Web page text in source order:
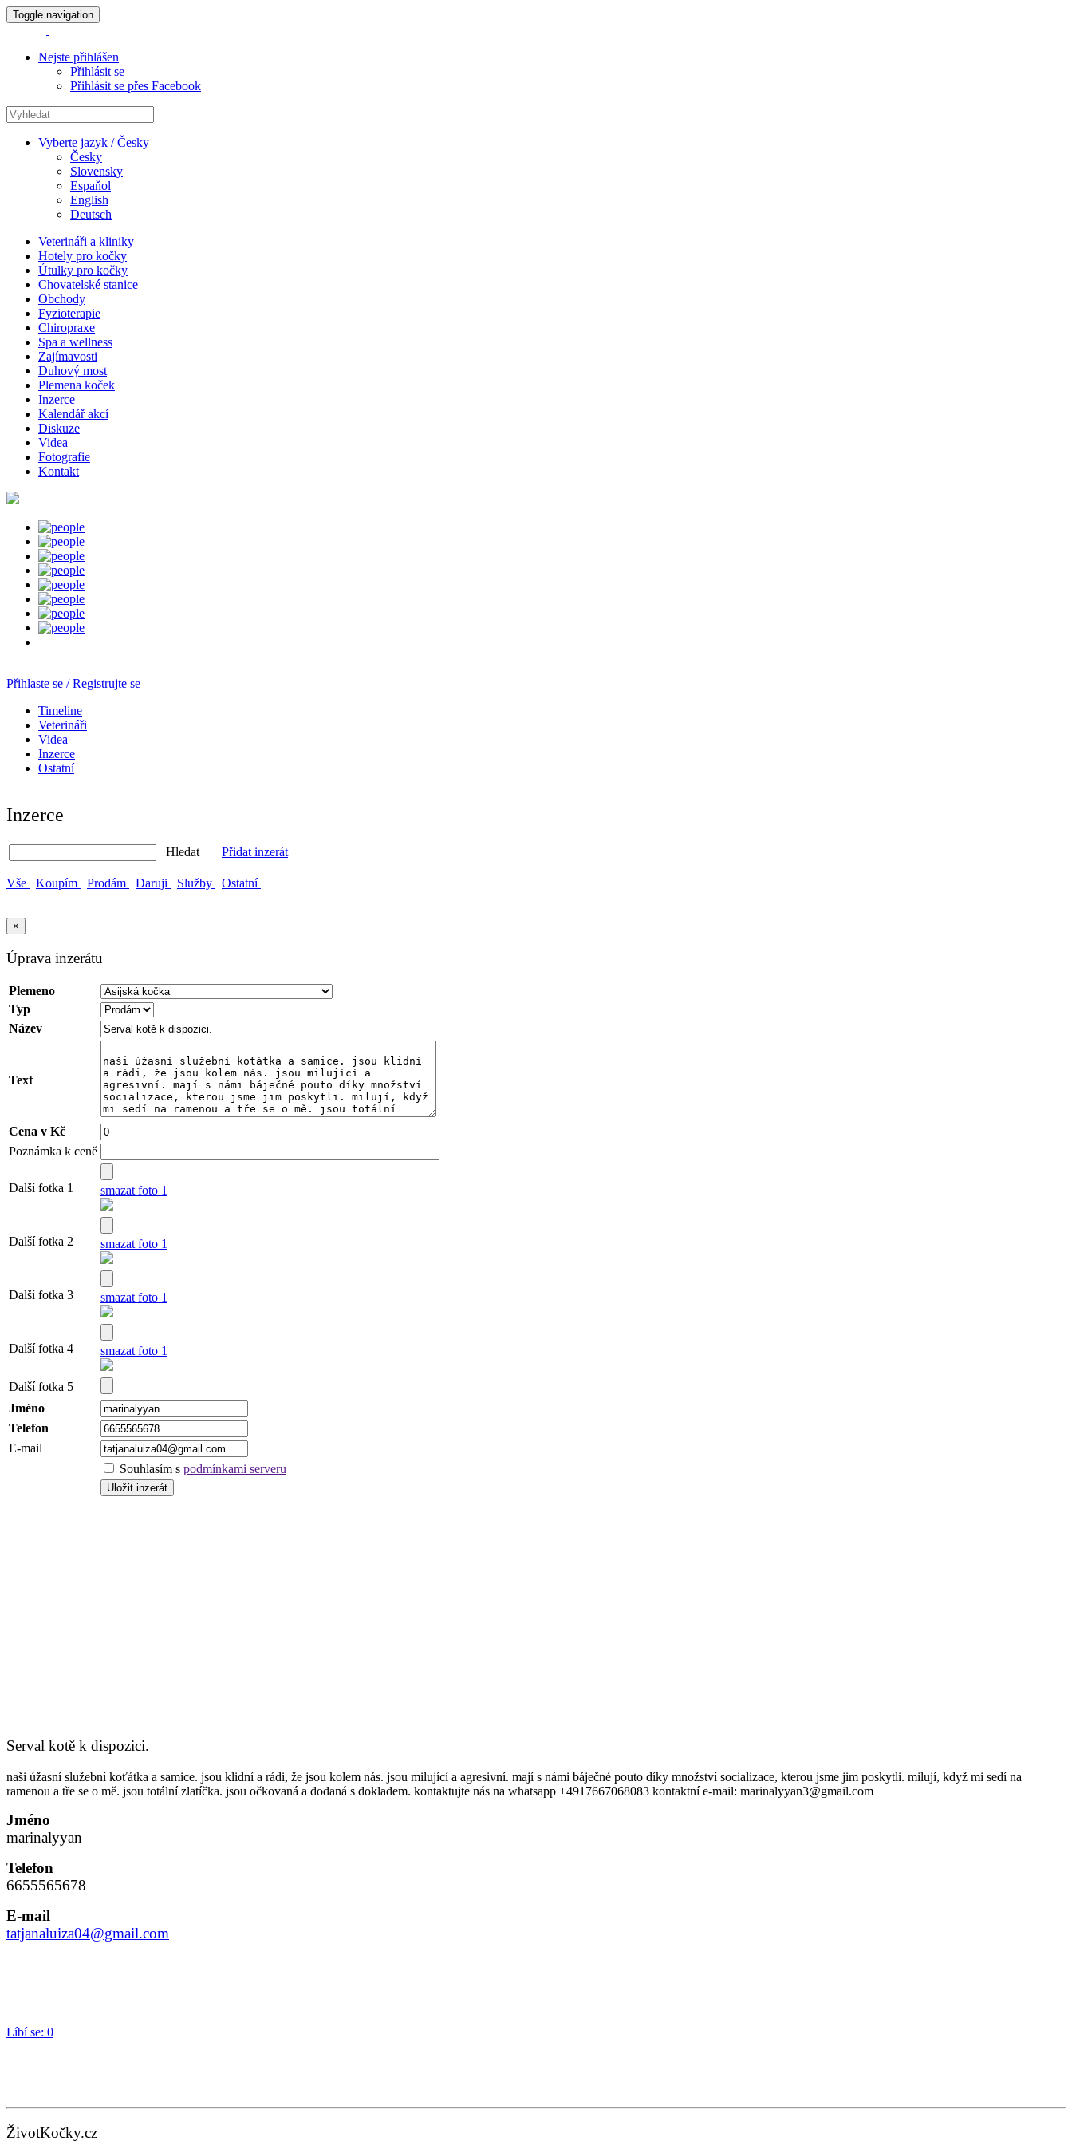
Toggle navigation
Nejste přihlášen
Přihlásit se
Přihlásit se přes Facebook
Vyberte jazyk / Česky
Česky
Slovensky
Espaňol
English
Deutsch
Veterináři a kliniky
Hotely pro kočky
Útulky pro kočky
Chovatelské stanice
Obchody
Fyzioterapie
Chiropraxe
Spa a wellness
Zajímavosti
Duhový most
Plemena koček
Inzerce
Kalendář akcí
Diskuze
Videa
Fotografie
Kontakt
Přihlaste se / Registrujte se
Timeline
Veterináři
Videa
Inzerce
Ostatní
Inzerce
Hledat Přidat inzerát
Vše Koupím Prodám Daruji Služby Ostatní
×
Úprava inzerátu
Plemeno
Typ
Název
Text
Cena v Kč
Poznámka k ceně
Další fotka 1 smazat foto 1
Další fotka 2 smazat foto 1
Další fotka 3 smazat foto 1
Další fotka 4 smazat foto 1
Další fotka 5
Jméno
Telefon
E-mail
Souhlasím s podmínkami serveru
Serval kotě k dispozici.
naši úžasní služební koťátka a samice. jsou klidní a rádi, že jsou kolem nás. jsou milující a agresivní. mají s námi báječné pouto díky množství socializace, kterou jsme jim poskytli. milují, když mi sedí na
ramenou a tře se o mě. jsou totální zlatíčka. jsou očkovaná a dodaná s dokladem. kontaktujte nás na whatsapp +4917667068083 kontaktní e-mail: marinalyyan3@gmail.com
Jméno
marinalyyan
Telefon
6655565678
E-mail
tatjanaluiza04@gmail.com
Líbí se: 0
ŽivotKočky.cz